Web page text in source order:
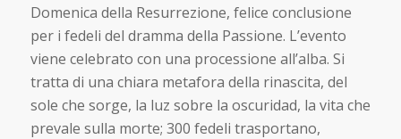
Domenica della Resurrezione, felice conclusione
per i fedeli del dramma della Passione. L’evento
viene celebrato con una processione all’alba. Si
tratta di una chiara metafora della rinascita, del
sole che sorge, la luz sobre la oscuridad, la vita che
prevale sulla morte; 300 fedeli trasportano,